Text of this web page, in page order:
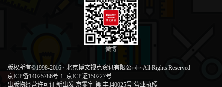
微博
版权所有©1998-2016 · 北京博文视点资讯有限公司 · All Rights Reserved
京ICP备14025786号-1 京ICP证150227号
出版物经营许可证 新出发 京零字 第 丰140025号 营业执照